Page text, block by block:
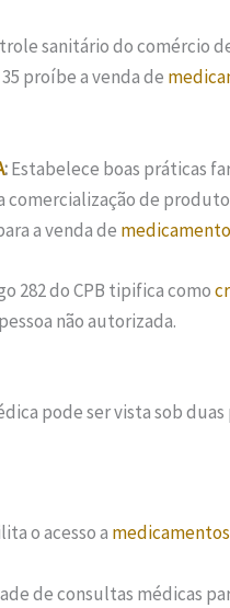
sanitário do comércio
proíbe a venda de
:Estabelece boas práticas
de
a venda de
282 do CPB tipifica como
não autorizada.
pode ser vista sob
o acesso a medicamentos
de consultas médicas